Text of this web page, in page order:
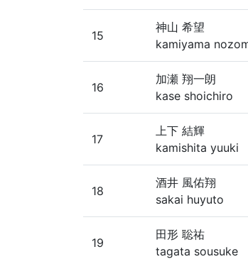
15
神山 希望
kamiyama
16
加瀬 翔一朗
kase shoichiro
17
上下 結輝
kamishita yuuki
18
酒井 風佑翔
sakai huyuto
19
田形 聡祐
tagata sousuke